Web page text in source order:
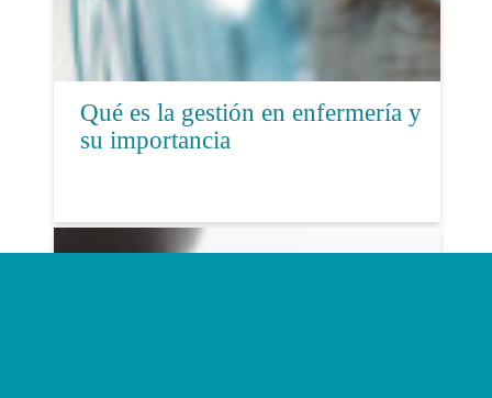
Qué es la gestión en enfermería y
su importancia